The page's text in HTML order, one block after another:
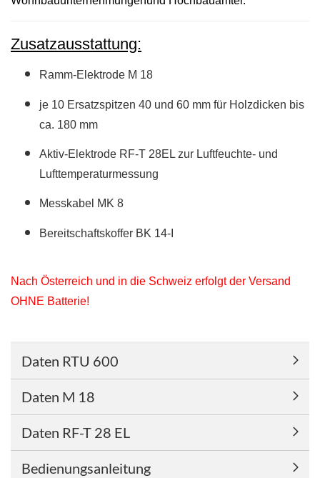
Zusatzausstattung:
Ramm-Elektrode M 18
je 10 Ersatzspitzen 40 und 60 mm für Holzdicken bis
ca. 180 mm
Aktiv-Elektrode RF-T 28EL zur Luftfeuchte- und
Lufttemperaturmessung
Messkabel MK 8
Bereitschaftskoffer BK 14-I
Nach Österreich und in die Schweiz erfolgt der Versand
OHNE Batterie!
Daten RTU 600
Daten M 18
Daten RF-T 28 EL
Bedienungsanleitung